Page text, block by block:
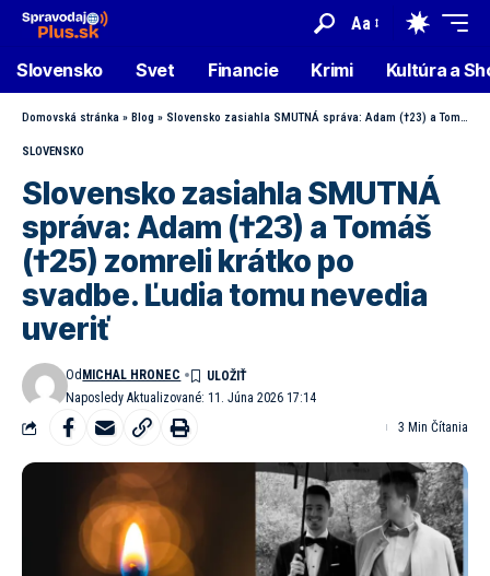
Aa
Slovensko Svet Financie Krimi Kultúra a
Domovská stránka » Blog » Slovensko zasiahla SMUTNÁ správa: Adam (†23) a Tomáš (†25) zomreli krátko po svadbe. Ľudia tomu nevedia uveriť
SLOVENSKO
Slovensko zasiahla SMUTNÁ
správa: Adam (†23) a Tomáš
(†25) zomreli krátko po
svadbe. Ľudia tomu nevedia
uveriť
Naposledy Aktualizované: 11. Júna 2026 17:14
Od MICHAL HRONEC
3 Min Čítania